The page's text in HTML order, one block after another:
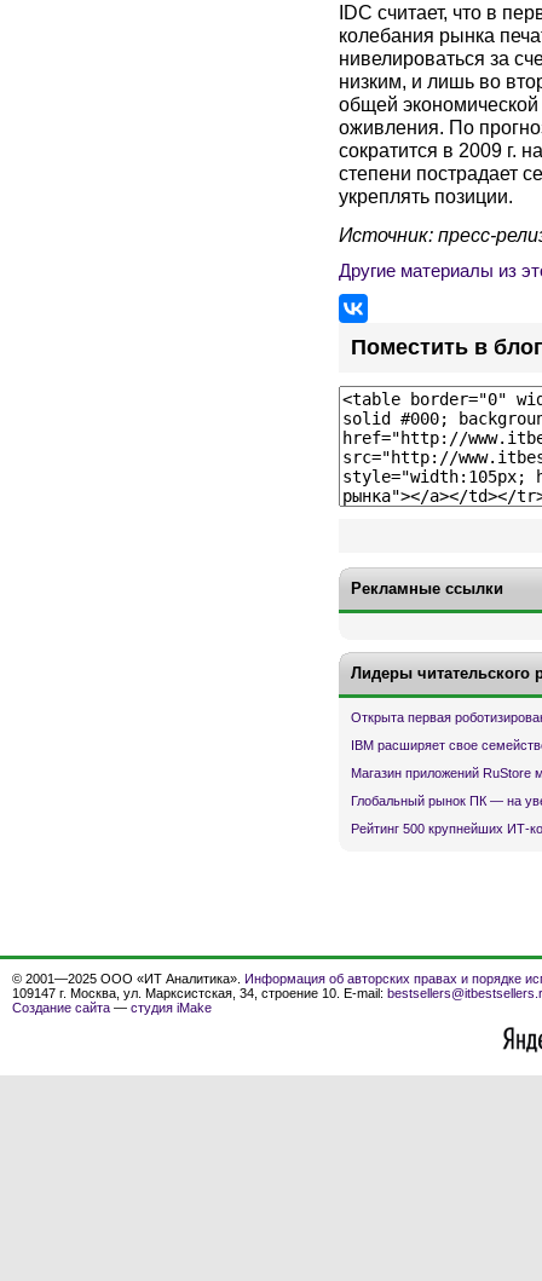
IDC считает, что в
колебания рынка
нивелироваться за
низким, и лишь во
общей
оживления. По
сократится в 2009 г.
степени пострадает
укреплять позиции.
Источник: пресс-
Другие материалы из
Поместить в блог
Рекламные ссылки
Лидеры читательского
Открыта первая
IBM расширяет свое
Магазин приложений RuStore
Глобальный рынок ПК — на
Рейтинг 500 крупнейших ИТ-
© 2001—2025 ООО «ИТ Аналитика». Информация об авторских правах и порядке
109147 г. Москва, ул. Марксистская, 34, строение 10. E-mail:
Создание сайта — студия iMake